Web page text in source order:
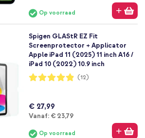
Op voorraad
Spigen GLAStR EZ Fit
Screenprotector + Applicator
Apple iPad 11 (2025) 11 inch A16 /
iPad 10 (2022) 10.9 inch
Waardering:
97%
(12)
€ 27,99
Vanaf: Vanaf
€ 23,79
Op voorraad